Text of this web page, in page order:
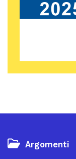
Argomenti